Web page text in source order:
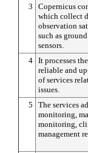
3
Copernicus
which collect
observation
such as
sensors.
4 It processes
reliable and
of services
issues.
5
The services
monitoring,
monitoring,
management